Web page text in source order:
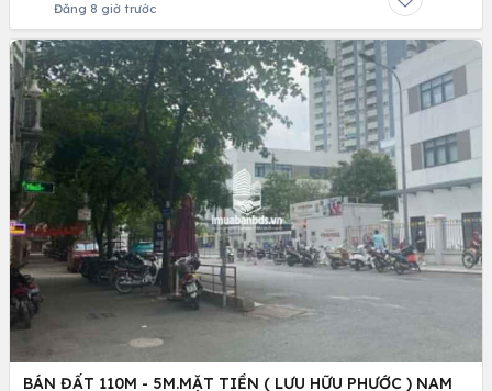
Đăng 8 giờ trước
BÁN ĐẤT 110M - 5M.MẶT TIỀN ( LƯU HỮU PHƯỚC ) NAM